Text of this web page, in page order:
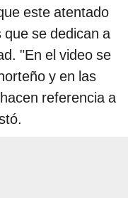
este atentado
se dedican a
"En el video se
y en las
referencia a